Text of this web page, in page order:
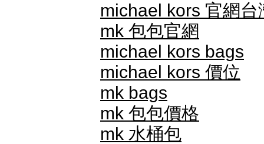
michael kors 官網台
mk 包包官網
michael kors bags
michael kors 價位
mk bags
mk 包包價格
mk 水桶包